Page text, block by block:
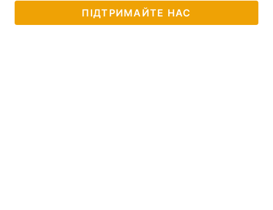
ПІДТРИМАЙТЕ НАС